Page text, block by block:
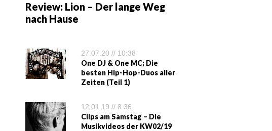
Review: Lion – Der lange Weg
nach Hause
27.07.20 // 10:38
One DJ & One MC: Die
besten Hip-Hop-Duos aller
Zeiten (Teil 1)
12.01.19 // 8:36
Clips am Samstag – Die
Musikvideos der KW02/19